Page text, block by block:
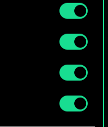
deine Zustimmung.
von Cookies
wo
kannst.
durchsuchen